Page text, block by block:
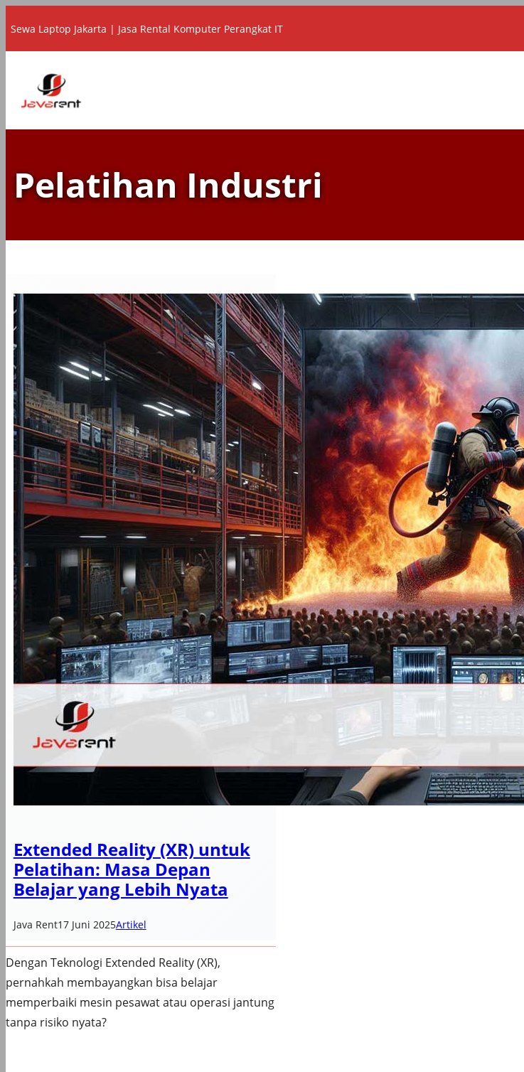
ke
konten
Sewa Laptop Jakarta | Jasa Rental Komputer Perangkat IT
Pelatihan Industri
Extended Reality (XR) untuk
Pelatihan: Masa Depan
Belajar yang Lebih Nyata
Java Rent17 Juni 2025Artikel
Dengan Teknologi Extended Reality (XR),
pernahkah membayangkan bisa belajar
memperbaiki mesin pesawat atau operasi jantung
tanpa risiko nyata?